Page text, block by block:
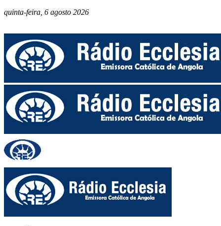
quinta-feira, 6 agosto 2026